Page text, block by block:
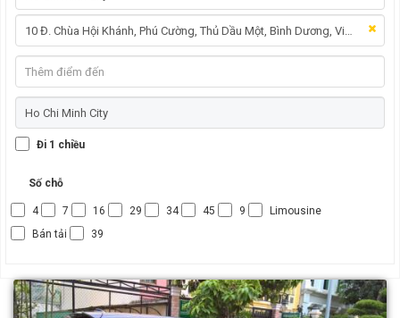
Đi 1 chiều
Số chỗ
4 7 16 29 34 45 9
Limousine
Bán tải
39